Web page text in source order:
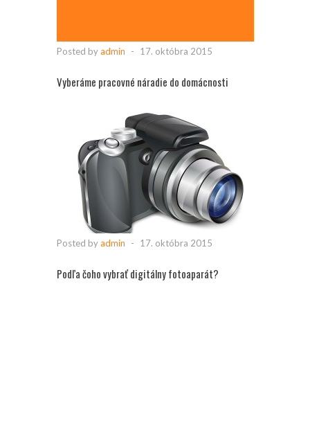
Posted byadmin - 17. októbra 2015
Vyberáme pracovné náradie do domácnosti
Posted byadmin - 17. októbra 2015
Podľa čoho vybrať digitálny fotoaparát?